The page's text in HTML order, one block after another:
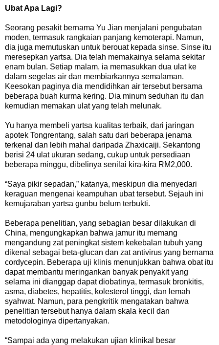
Ubat Apa Lagi?
Seorang pesakit bernama Yu Jian menjalani pengubatan
moden, termasuk rangkaian panjang kemoterapi. Namun,
dia juga memutuskan untuk berouat kepada sinse. Sinse itu
meresepkan yartsa. Dia telah memakainya selama sekitar
enam bulan. Setiap malam, ia memasukkan dua ulat ke
dalam segelas air dan membiarkannya semalaman.
Keesokan paginya dia mendidihkan air tersebut bersama
beberapa buah kurma kering. Dia minum seduhan itu dan
kemudian memakan ulat yang telah melunak.
Yu hanya membeli yartsa kualitas terbaik, dari jaringan
apotek Tongrentang, salah satu dari beberapa jenama
terkenal dan lebih mahal daripada Zhaxicaiji. Sekantong
berisi 24 ulat ukuran sedang, cukup untuk persediaan
beberapa minggu, dibelinya senilai kira-kira RM2,000.
“Saya pikir sepadan,” katanya, meskipun dia menyedari
keraguan mengenai keampuhan ubat tersebut. Sejauh ini
kemujaraban yartsa gunbu belum terbukti.
Beberapa penelitian, yang sebagian besar dilakukan di
China, mengungkapkan bahwa jamur itu memang
mengandung zat peningkat sistem kekebalan tubuh yang
dikenal sebagai beta-glucan dan zat antivirus yang bernama
cordycepin. Beberapa uji klinis menunjukkan bahwa obat itu
dapat membantu meringankan banyak penyakit yang
selama ini dianggap dapat diobatinya, termasuk bronkitis,
asma, diabetes, hepatitis, kolesterol tinggi, dan lemah
syahwat. Namun, para pengkritik mengatakan bahwa
penelitian tersebut hanya dalam skala kecil dan
metodologinya dipertanyakan.
“Sampai ada yang melakukan ujian klinikal besar